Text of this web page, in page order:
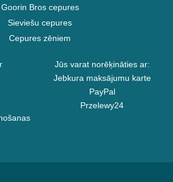
Goorin Bros cepures
Sieviešu cepures
Cepures zēniem
Jūs varat norēķināties ar:
Jebkura maksājumu karte
PayPal
Przelewy24